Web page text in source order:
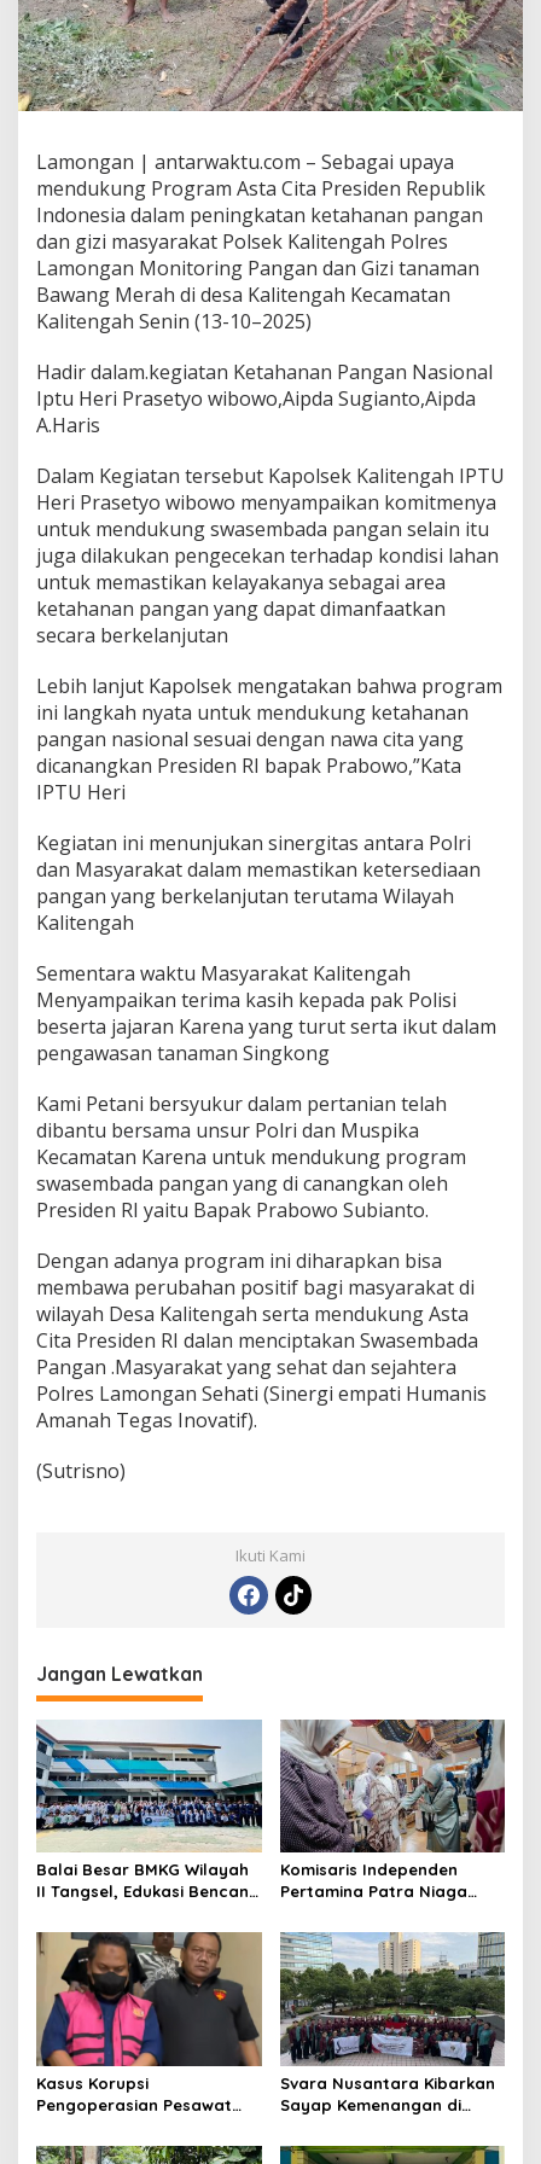
Lamongan | antarwaktu.com – Sebagai upaya
mendukung Program Asta Cita Presiden Republik
Indonesia dalam peningkatan ketahanan pangan
dan gizi masyarakat Polsek Kalitengah Polres
Lamongan Monitoring Pangan dan Gizi tanaman
Bawang Merah di desa Kalitengah Kecamatan
Kalitengah Senin (13-10–2025)
Hadir dalam.kegiatan Ketahanan Pangan Nasional
Iptu Heri Prasetyo wibowo,Aipda Sugianto,Aipda
A.Haris
Dalam Kegiatan tersebut Kapolsek Kalitengah IPTU
Heri Prasetyo wibowo menyampaikan komitmenya
untuk mendukung swasembada pangan selain itu
juga dilakukan pengecekan terhadap kondisi lahan
untuk memastikan kelayakanya sebagai area
ketahanan pangan yang dapat dimanfaatkan
secara berkelanjutan
Lebih lanjut Kapolsek mengatakan bahwa program
ini langkah nyata untuk mendukung ketahanan
pangan nasional sesuai dengan nawa cita yang
dicanangkan Presiden RI bapak Prabowo,”Kata
IPTU Heri
Kegiatan ini menunjukan sinergitas antara Polri
dan Masyarakat dalam memastikan ketersediaan
pangan yang berkelanjutan terutama Wilayah
Kalitengah
Sementara waktu Masyarakat Kalitengah
Menyampaikan terima kasih kepada pak Polisi
beserta jajaran Karena yang turut serta ikut dalam
pengawasan tanaman Singkong
Kami Petani bersyukur dalam pertanian telah
dibantu bersama unsur Polri dan Muspika
Kecamatan Karena untuk mendukung program
swasembada pangan yang di canangkan oleh
Presiden RI yaitu Bapak Prabowo Subianto.
Dengan adanya program ini diharapkan bisa
membawa perubahan positif bagi masyarakat di
wilayah Desa Kalitengah serta mendukung Asta
Cita Presiden RI dalan menciptakan Swasembada
Pangan .Masyarakat yang sehat dan sejahtera
Polres Lamongan Sehati (Sinergi empati Humanis
Amanah Tegas Inovatif).
(Sutrisno)
Ikuti Kami
Jangan Lewatkan
Balai Besar BMKG Wilayah
II Tangsel, Edukasi Bencana
kepada pelajar UPTD SMPN
23
Komisaris Independen
Pertamina Patra Niaga
Mitra Binaan dengan
Sentuhan Kemanusiaan dan
Keberlanjutan
Kasus Korupsi
Pengoperasian Pesawat
Development Ditetapkan
Svara Nusantara Kibarkan
Sayap Kemenangan di